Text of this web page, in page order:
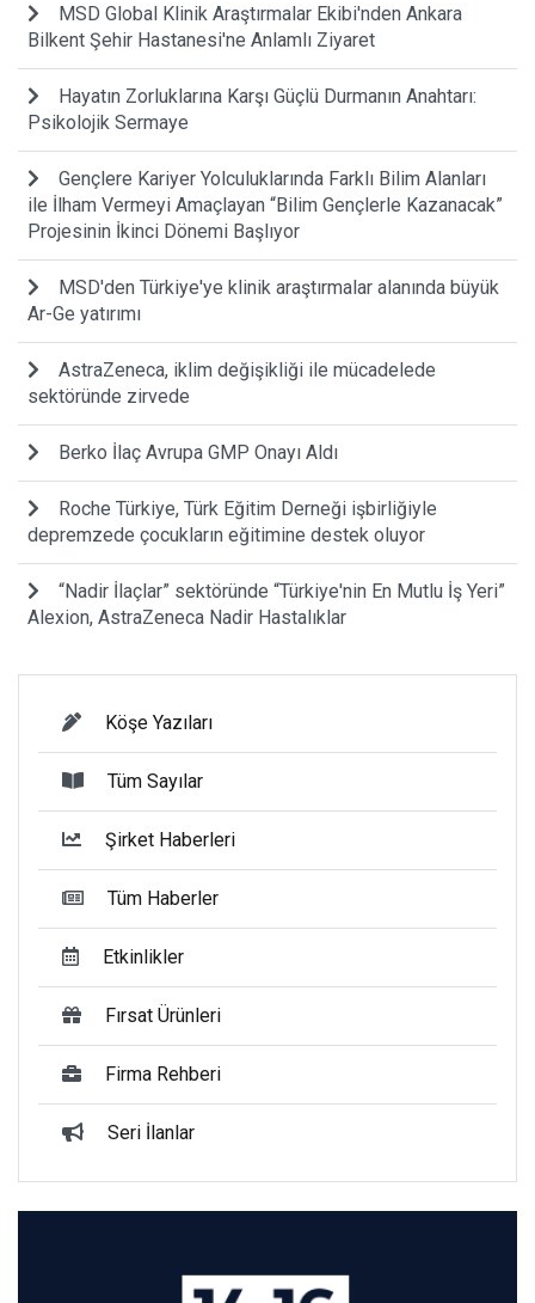
MSD Global Klinik Araştırmalar Ekibi'nden Ankara
Bilkent Şehir Hastanesi'ne Anlamlı Ziyaret
Hayatın Zorluklarına Karşı Güçlü Durmanın Anahtarı:
Psikolojik Sermaye
Gençlere Kariyer Yolculuklarında Farklı Bilim Alanları
ile İlham Vermeyi Amaçlayan “Bilim Gençlerle Kazanacak”
Projesinin İkinci Dönemi Başlıyor
MSD'den Türkiye'ye klinik araştırmalar alanında büyük
Ar-Ge yatırımı
AstraZeneca, iklim değişikliği ile mücadelede
sektöründe zirvede
Berko İlaç Avrupa GMP Onayı Aldı
Roche Türkiye, Türk Eğitim Derneği işbirliğiyle
depremzede çocukların eğitimine destek oluyor
“Nadir İlaçlar” sektöründe “Türkiye'nin En Mutlu İş Yeri”
Alexion, AstraZeneca Nadir Hastalıklar
Köşe Yazıları
Tüm Sayılar
Şirket Haberleri
Tüm Haberler
Etkinlikler
Fırsat Ürünleri
Firma Rehberi
Seri İlanlar